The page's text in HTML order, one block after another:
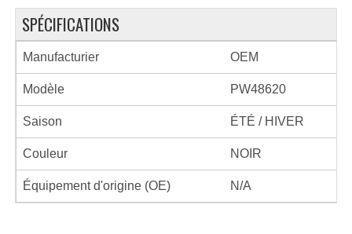
SPÉCIFICATIONS
Manufacturier OEM
Modèle PW48620
Saison ÉTÉ / HIVER
Couleur NOIR
Équipement d'origine (OE) N/A